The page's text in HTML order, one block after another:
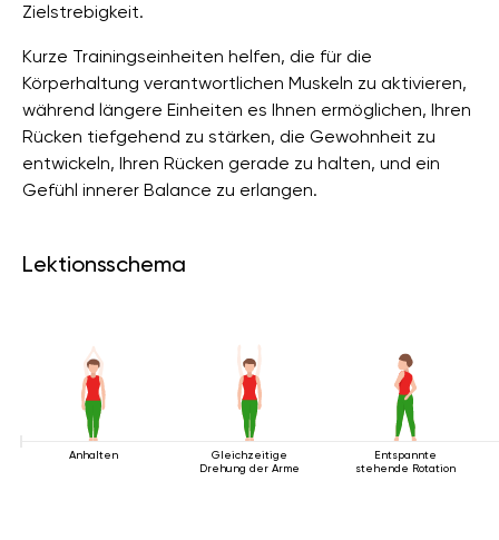
Zielstrebigkeit.
Kurze Trainingseinheiten helfen, die für die
Körperhaltung verantwortlichen Muskeln zu aktivieren,
während längere Einheiten es Ihnen ermöglichen, Ihren
Rücken tiefgehend zu stärken, die Gewohnheit zu
entwickeln, Ihren Rücken gerade zu halten, und ein
Gefühl innerer Balance zu erlangen.
Lektionsschema
Anhalten
Gleichzeitige
Drehung der Arme
Entspannte
stehende Rotation